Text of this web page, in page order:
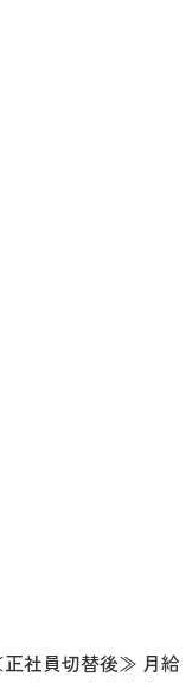
社員切替後≫ 月給